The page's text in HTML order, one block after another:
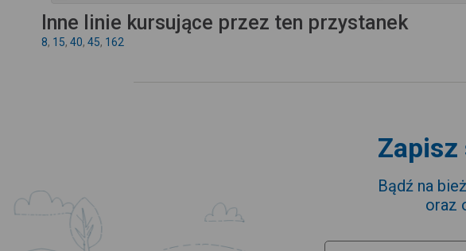
Inne linie kursujące przez ten przystanek
8, 15, 40, 45, 162
Zapisz
Bądź na
oraz